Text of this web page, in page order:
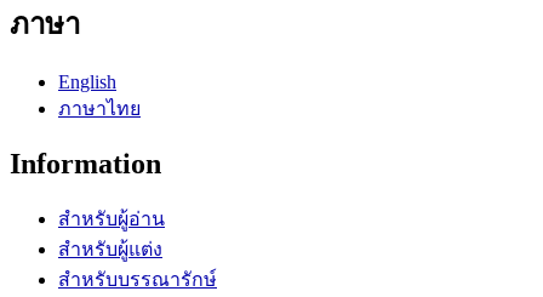
ภาษา
English
ภาษาไทย
Information
สำหรับผู้อ่าน
สำหรับผู้แต่ง
สำหรับบรรณารักษ์